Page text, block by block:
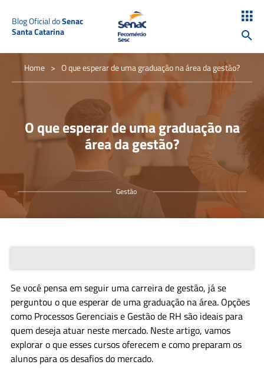
Blog Oficial doSenac
Santa Catarina
Home > O que esperar de uma graduação na área da gestão?
O que esperar de uma graduação na
área da gestão?
Gestão
Se você pensa em seguir uma carreira de gestão, já se
perguntou o que esperar de uma graduação na área. Opções
como Processos Gerenciais e Gestão de RH são ideais para
quem deseja atuar neste mercado. Neste artigo, vamos
explorar o que esses cursos oferecem e como preparam os
alunos para os desafios do mercado.